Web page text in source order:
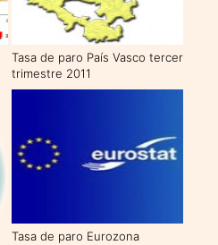
Tasa de paro País Vasco tercer
trimestre 2011
Tasa de paro Eurozona